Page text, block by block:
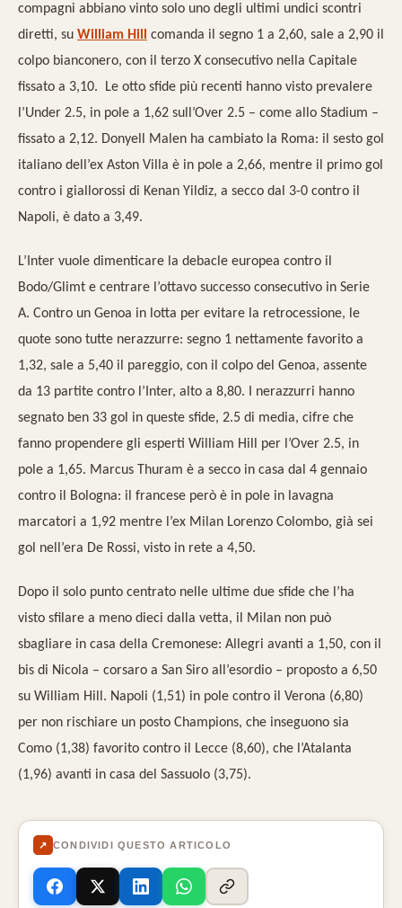
compagni abbiano vinto solo uno degli ultimi undici scontri
diretti, su William Hill
comanda il segno 1 a 2,60, sale a 2,90 il
colpo bianconero, con il terzo X consecutivo nella Capitale
fissato a 3,10. Le otto sfide più recenti hanno visto prevalere
l’Under 2.5, in pole a 1,62 sull’Over 2.5 – come allo Stadium –
fissato a 2,12. Donyell Malen ha cambiato la Roma: il sesto gol
italiano dell’ex Aston Villa è in pole a 2,66, mentre il primo gol
contro i giallorossi di Kenan Yildiz, a secco dal 3-0 contro il
Napoli, è dato a 3,49.
L’Inter vuole dimenticare la debacle europea contro il
Bodo/Glimt e centrare l’ottavo successo consecutivo in Serie
A. Contro un Genoa in lotta per evitare la retrocessione, le
quote sono tutte nerazzurre: segno 1 nettamente favorito a
1,32, sale a 5,40 il pareggio, con il colpo del Genoa, assente
da 13 partite contro l’Inter, alto a 8,80. I nerazzurri hanno
segnato ben 33 gol in queste sfide, 2.5 di media, cifre che
fanno propendere gli esperti William Hill per l’Over 2.5, in
pole a 1,65. Marcus Thuram è a secco in casa dal 4 gennaio
contro il Bologna: il francese però è in pole in lavagna
marcatori a 1,92 mentre l’ex Milan Lorenzo Colombo, già sei
gol nell’era De Rossi, visto in rete a 4,50.
Dopo il solo punto centrato nelle ultime due sfide che l’ha
visto sfilare a meno dieci dalla vetta, il Milan non può
sbagliare in casa della Cremonese: Allegri avanti a 1,50, con il
bis di Nicola – corsaro a San Siro all’esordio – proposto a 6,50
su William Hill. Napoli (1,51) in pole contro il Verona (6,80)
per non rischiare un posto Champions, che inseguono sia
Como (1,38) favorito contro il Lecce (8,60), che l’Atalanta
(1,96) avanti in casa del Sassuolo (3,75).
↗ CONDIVIDI QUESTO ARTICOLO